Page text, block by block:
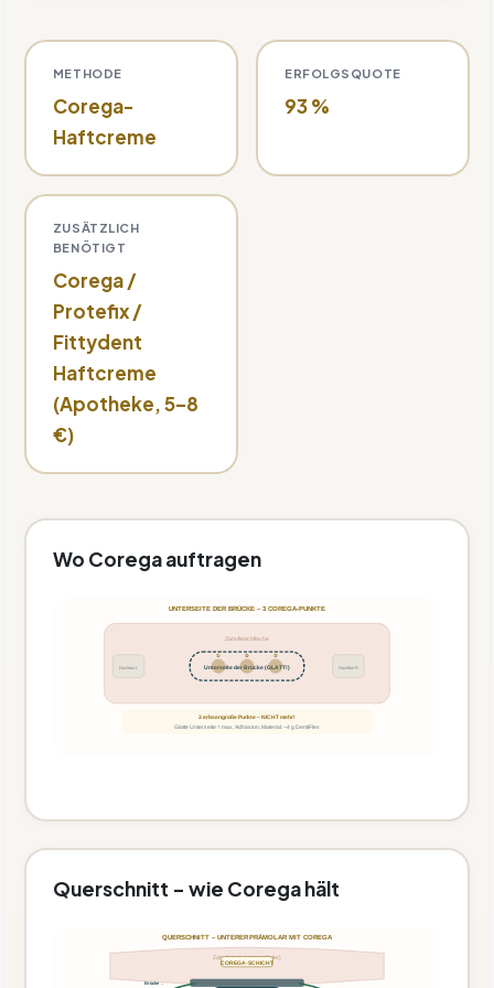
METHODE
Corega-
Haftcreme
ERFOLGSQUOTE
93 %
ZUSÄTZLICH
BENÖTIGT
Corega /
Protefix /
Fittydent
Haftcreme
(Apotheke, 5–8
€)
Wo Corega auftragen
UNTERSEITE DER BRÜCKE – 3 COREGA-PUNKTE
Zahnfleischfläche
Unterseite der Brücke (GLATT!)
Nachbar L Nachbar R
① ② ③
3 erbsengroße Punkte – NICHT mehr!
Glatte Unterseite = max. Adhäsion. Material: ~4 g DentiFlex
Querschnitt – wie Corega hält
QUERSCHNITT – UNTERER PRÄMOLAR MIT COREGA
Zahnfleisch (unterer Kiefer)
Brücke →
COREGA-SCHICHT